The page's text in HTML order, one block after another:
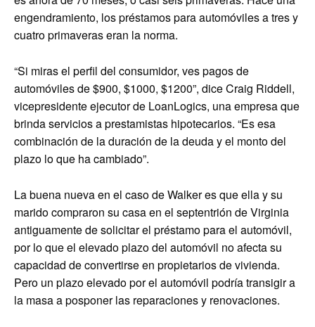
engendramiento, los préstamos para automóviles a tres y
cuatro primaveras eran la norma.
“Si miras el perfil del consumidor, ves pagos de
automóviles de $900, $1000, $1200”, dice Craig Riddell,
vicepresidente ejecutor de LoanLogics, una empresa que
brinda servicios a prestamistas hipotecarios. “Es esa
combinación de la duración de la deuda y el monto del
plazo lo que ha cambiado”.
La buena nueva en el caso de Walker es que ella y su
marido compraron su casa en el septentrión de Virginia
antiguamente de solicitar el préstamo para el automóvil,
por lo que el elevado plazo del automóvil no afecta su
capacidad de convertirse en propietarios de vivienda.
Pero un plazo elevado por el automóvil podría transigir a
la masa a posponer las reparaciones y renovaciones.